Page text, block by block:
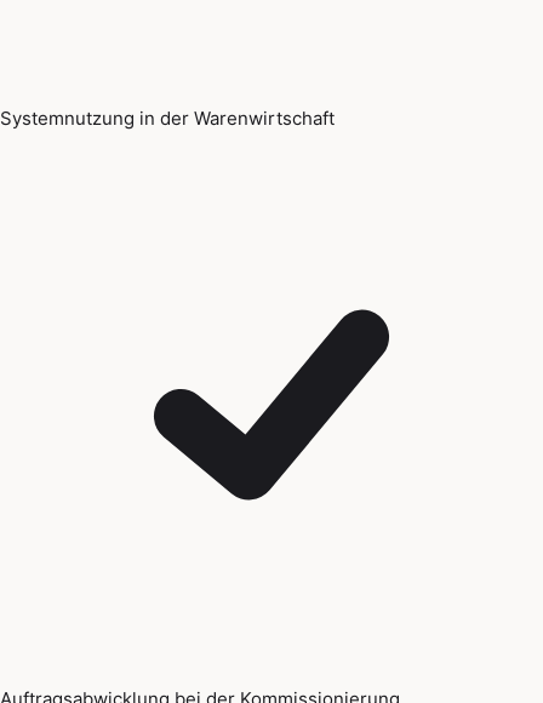
Systemnutzung in der Warenwirtschaft